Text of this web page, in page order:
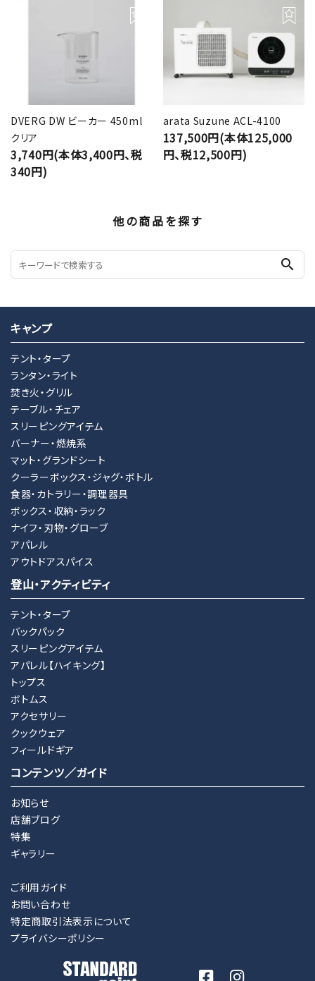
DVERG DW ビーカー 450ml
クリア
3,740円(本体3,400円、税
340円)
arata Suzune ACL-4100
137,500円(本体125,000
円、税12,500円)
他の商品を探す
search
キャンプ
テント・タープ
ランタン・ライト
焚き火・グリル
テーブル・チェア
スリーピングアイテム
バーナー・燃焼系
マット・グランドシート
クーラーボックス・ジャグ・ボトル
食器・カトラリー・調理器具
ボックス・収納・ラック
ナイフ・刃物・グローブ
アパレル
アウトドアスパイス
登山・アクティビティ
テント・タープ
バックパック
スリーピングアイテム
アパレル【ハイキング】
トップス
ボトムス
アクセサリー
クックウェア
フィールドギア
コンテンツ／ガイド
お知らせ
店舗ブログ
特集
ギャラリー
ご利用ガイド
お問い合わせ
特定商取引法表示について
プライバシーポリシー